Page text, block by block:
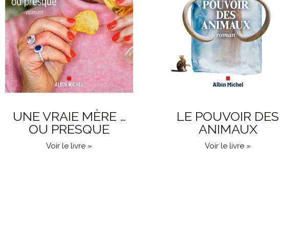
UNE VRAIE MÈRE …
OU PRESQUE
Voir le livre »
LE POUVOIR DES
ANIMAUX
Voir le livre »